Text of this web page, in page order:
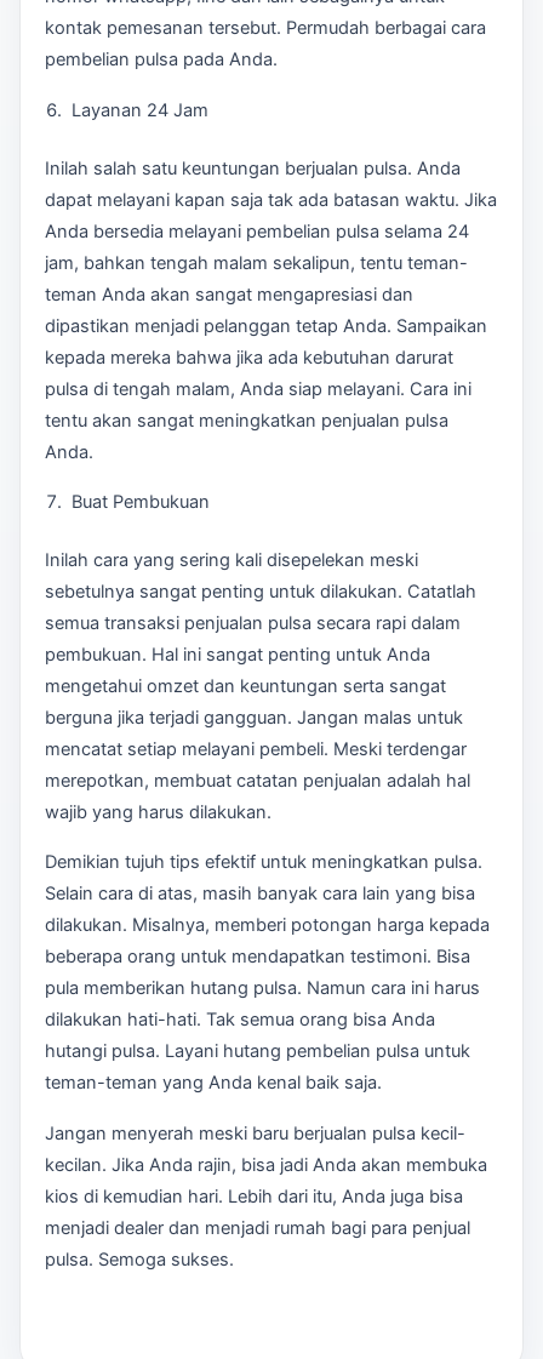
kontak pemesanan tersebut. Permudah berbagai cara
pembelian pulsa pada Anda.
Layanan 24 Jam
Inilah salah satu keuntungan berjualan pulsa. Anda
dapat melayani kapan saja tak ada batasan waktu. Jika
Anda bersedia melayani pembelian pulsa selama 24
jam, bahkan tengah malam sekalipun, tentu teman-
teman Anda akan sangat mengapresiasi dan
dipastikan menjadi pelanggan tetap Anda. Sampaikan
kepada mereka bahwa jika ada kebutuhan darurat
pulsa di tengah malam, Anda siap melayani. Cara ini
tentu akan sangat meningkatkan penjualan pulsa
Anda.
Buat Pembukuan
Inilah cara yang sering kali disepelekan meski
sebetulnya sangat penting untuk dilakukan. Catatlah
semua transaksi penjualan pulsa secara rapi dalam
pembukuan. Hal ini sangat penting untuk Anda
mengetahui omzet dan keuntungan serta sangat
berguna jika terjadi gangguan. Jangan malas untuk
mencatat setiap melayani pembeli. Meski terdengar
merepotkan, membuat catatan penjualan adalah hal
wajib yang harus dilakukan.
Demikian tujuh tips efektif untuk meningkatkan pulsa.
Selain cara di atas, masih banyak cara lain yang bisa
dilakukan. Misalnya, memberi potongan harga kepada
beberapa orang untuk mendapatkan testimoni. Bisa
pula memberikan hutang pulsa. Namun cara ini harus
dilakukan hati-hati. Tak semua orang bisa Anda
hutangi pulsa. Layani hutang pembelian pulsa untuk
teman-teman yang Anda kenal baik saja.
Jangan menyerah meski baru berjualan pulsa kecil-
kecilan. Jika Anda rajin, bisa jadi Anda akan membuka
kios di kemudian hari. Lebih dari itu, Anda juga bisa
menjadi dealer dan menjadi rumah bagi para penjual
pulsa. Semoga sukses.